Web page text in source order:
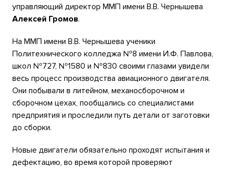
управляющий директор ММП имени В.В. Чернышева
Алексей Громов.
На ММП имени В.В. Чернышева ученики
Политехнического колледжа №8 имени И.Ф. Павлова,
школ №727, №1580 и №830 своими глазами увидели
весь процесс производства авиационного двигателя.
Они побывали в литейном, механосборочном и
сборочном цехах, пообщались со специалистами
предприятия и проследили путь детали от заготовки
до сборки.
Новые двигатели обязательно проходят испытания и
дефектацию, во время которой проверяют